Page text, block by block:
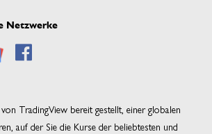
Netzwerke
TradingView bereit gestellt, einer globalen
auf der Sie die Kurse der beliebtesten und